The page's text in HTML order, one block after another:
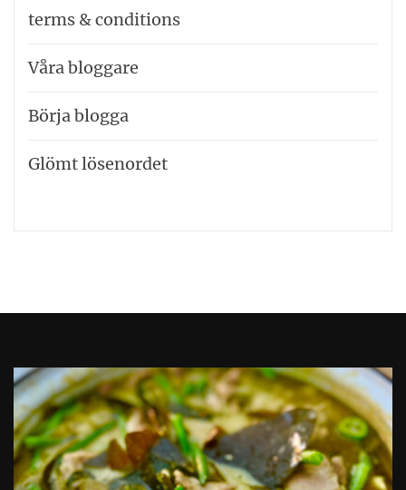
terms & conditions
Våra bloggare
Börja blogga
Glömt lösenordet